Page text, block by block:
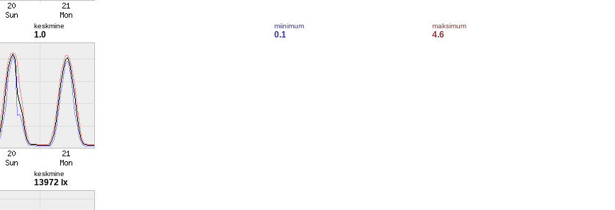
keskmine
1.0
miinimum
0.1
maksimum
4.6
keskmine
13972 lx